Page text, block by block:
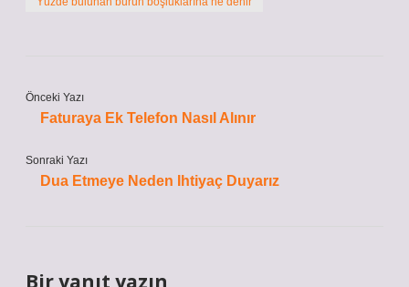
Önceki Yazı
Faturaya Ek Telefon Nasıl Alınır
Sonraki Yazı
Dua Etmeye Neden Ihtiyaç Duyarız
Bir yanıt yazın